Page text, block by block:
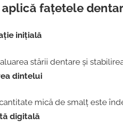
aplică fațetele
inițială
stării dentare și
dintelui
mică de smalț este
digitală